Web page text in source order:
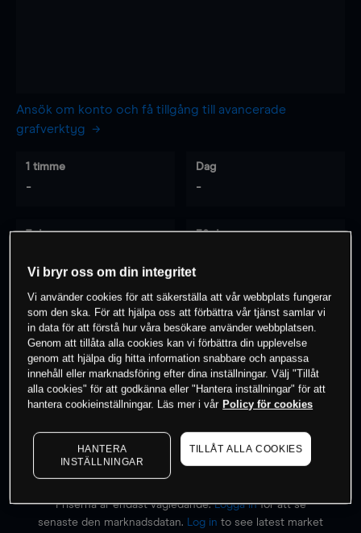
Ansök om konto och få tillgång till avancerade
grafverktyg
1 timme
-
Dag
-
7 dagar 30 dagar
0% av kunderna har en position i detta
instrument
Börja handla
Priserna är endast vägledande.Logga inför att se
senaste den marknadsdatan.
Log in to see latest market
Vi bryr oss om din integritet
Vi använder cookies för att säkerställa att vår webbplats fungerar
som den ska. För att hjälpa oss att förbättra vår tjänst samlar vi
in data för att förstå hur våra besökare använder webbplatsen.
Genom att tillåta alla cookies kan vi förbättra din upplevelse
genom att hjälpa dig hitta information snabbare och anpassa
innehåll eller marknadsföring efter dina inställningar. Välj "Tillåt
alla cookies" för att godkänna eller "Hantera inställningar" för att
hantera cookieinställningar. Läs mer i vår Policy för cookies
HANTERA
INSTÄLLNINGAR
TILLÅT ALLA COOKIES